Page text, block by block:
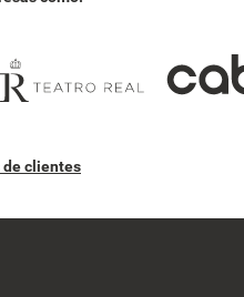
clientes